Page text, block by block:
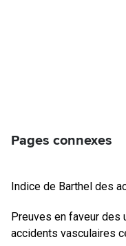
Pages connexes
Indice de Barthel des
Preuves en faveur
accidents vasculaires